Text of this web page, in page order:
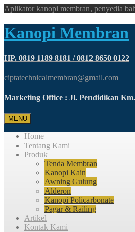
Aplikator kanopi membran, penyedia
Kanopi Membran
HP. 0819 1189 8181 / 0812 8650 0122
ciptatechnicalmembran@gmail.com
Marketing Office : Jl. Pendidikan
MENU
Home
Tentang Kami
Produk
Tenda Membran
Kanopi Kain
Awning Gulung
Alderon
Kanopi Policarbonate
Pagar & Railing
Artikel
Kontak Kami